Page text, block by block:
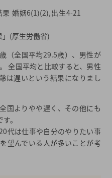
探す婚姻6(1)(2),出生4-21
(厚生労働省)
（全国平均29.5歳）、男性が
全国平均と比較すると、男性
は遅いという結果になりまし
国よりやや遅く、その他にも
。
代は仕事や自分のやりたい事
望んでいる人が多いことが考